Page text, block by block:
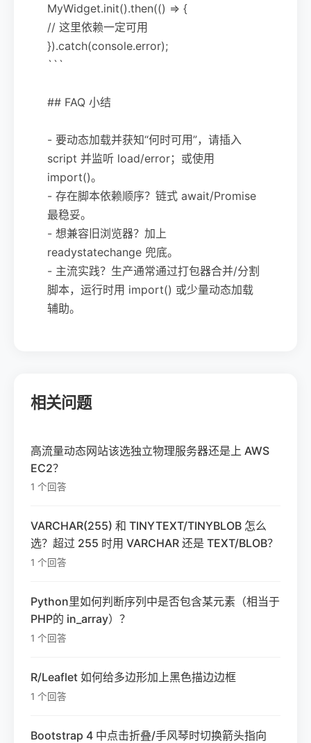
MyWidget.init().then(() => {
// 这里依赖一定可用
}).catch(console.error);
```
## FAQ 小结
- 要动态加载并获知“何时可用”，请插入
script 并监听 load/error；或使用
import()。
- 存在脚本依赖顺序？链式 await/Promise
最稳妥。
- 想兼容旧浏览器？加上
readystatechange 兜底。
- 主流实践？生产通常通过打包器合并/分割
脚本，运行时用 import() 或少量动态加载
辅助。
相关问题
高流量动态网站该选独立物理服务器还是上 AWS
EC2？
1 个回答
VARCHAR(255) 和 TINYTEXT/TINYBLOB 怎么
选？超过 255 时用 VARCHAR 还是 TEXT/BLOB？
1 个回答
Python里如何判断序列中是否包含某元素（相当于
PHP的 in_array）？
1 个回答
R/Leaflet 如何给多边形加上黑色描边边框
1 个回答
Bootstrap 4 中点击折叠/手风琴时切换箭头指向